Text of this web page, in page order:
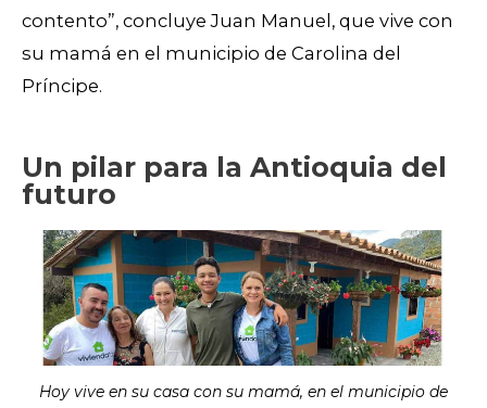
contento”, concluye Juan Manuel, que vive con
su mamá en el municipio de Carolina del
Príncipe.
Un pilar para la Antioquia del
futuro
Hoy vive en su casa con su mamá, en el municipio de